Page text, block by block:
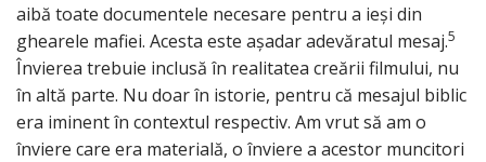
aibă toate documentele necesare pentru a ieși din
ghearele mafiei. Acesta este așadar adevăratul mesaj.5
Învierea trebuie inclusă în realitatea creării filmului, nu
în altă parte. Nu doar în istorie, pentru că mesajul biblic
era iminent în contextul respectiv. Am vrut să am o
înviere care era materială, o înviere a acestor muncitori